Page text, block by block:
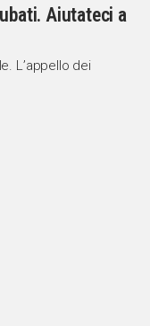
Aiutateci a
L’appello dei